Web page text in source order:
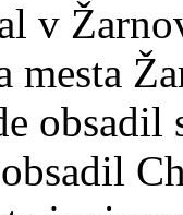
v
mesta
obsadil